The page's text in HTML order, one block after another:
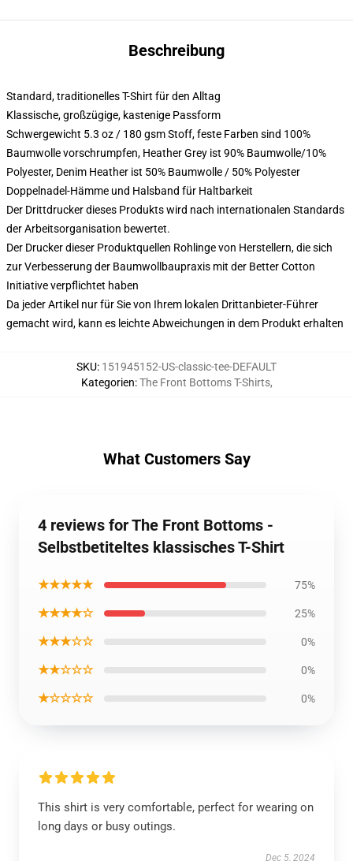
Beschreibung
Standard, traditionelles T-Shirt für den Alltag
Klassische, großzügige, kastenige Passform
Schwergewicht 5.3 oz / 180 gsm Stoff, feste Farben sind 100%
Baumwolle vorschrumpfen, Heather Grey ist 90% Baumwolle/10%
Polyester, Denim Heather ist 50% Baumwolle / 50% Polyester
Doppelnadel-Hämme und Halsband für Haltbarkeit
Der Drittdrucker dieses Produkts wird nach internationalen Standards
der Arbeitsorganisation bewertet.
Der Drucker dieser Produktquellen Rohlinge von Herstellern, die sich
zur Verbesserung der Baumwollbaupraxis mit der Better Cotton
Initiative verpflichtet haben
Da jeder Artikel nur für Sie von Ihrem lokalen Drittanbieter-Führer
gemacht wird, kann es leichte Abweichungen in dem Produkt erhalten
SKU: 151945152-US-classic-tee-DEFAULT
Kategorien:The Front Bottoms T-Shirts,
What Customers Say
4 reviews for The Front Bottoms -
Selbstbetiteltes klassisches T-Shirt
★★★★★ 75%
★★★★☆ 25%
★★★☆☆ 0%
★★☆☆☆ 0%
★☆☆☆☆ 0%
This shirt is very comfortable, perfect for wearing on
long days or busy outings.
Dec 5, 2024